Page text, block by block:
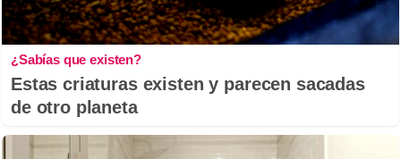
¿Sabías que existen?
Estas criaturas existen y parecen sacadas
de otro planeta